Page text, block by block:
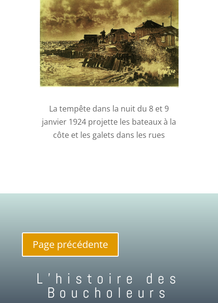
La tempête dans la nuit du 8 et 9
janvier 1924 projette les bateaux à la
côte et les galets dans les rues
Page précédente
L’histoire des
Boucholeurs